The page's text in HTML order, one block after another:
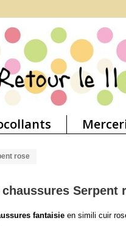
rose
Serpent
fantaisie en simili cuir